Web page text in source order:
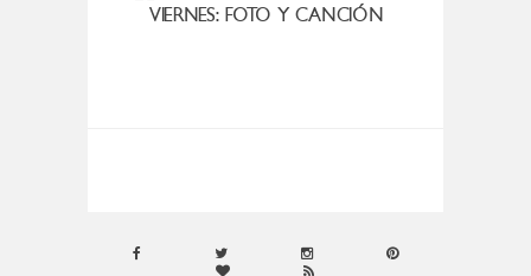
VIERNES: FOTO Y CANCIÓN